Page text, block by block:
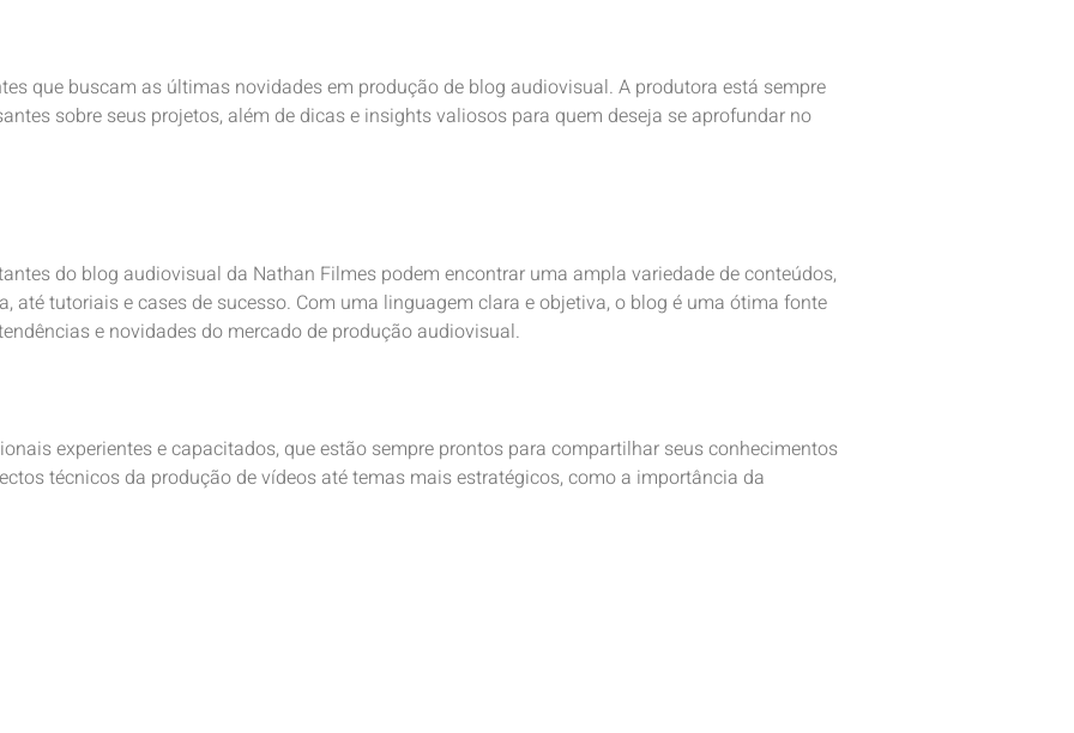
que buscam as últimas novidades em produção de blog audiovisual. A produtora está sempre
sobre seus projetos, além de dicas e insights valiosos para quem deseja se aprofundar no
do blog audiovisual da Nathan Filmes podem encontrar uma ampla variedade de conteúdos,
até tutoriais e cases de sucesso. Com uma linguagem clara e objetiva, o blog é uma ótima fonte
e novidades do mercado de produção audiovisual.
experientes e capacitados, que estão sempre prontos para compartilhar seus conhecimentos
técnicos da produção de vídeos até temas mais estratégicos, como a importância da